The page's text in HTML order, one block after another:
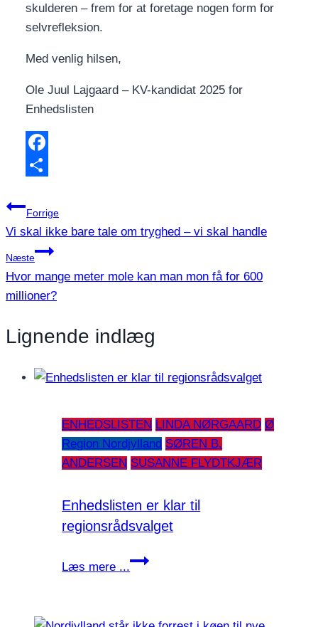
skulderen – frem for at foretage nogen form for
selvrefleksion.
Med venlig hilsen,
Ole Juul Lajgaard – KV-kandidat 2025 for
Enhedslisten
Facebook
Indlægsnavigation
Forrige
Vi skal ikke bare tale om tryghed – vi skal handle
Næste
Hvor mange meter mole kan man mon få for 600
millioner?
Lignende indlæg
ENHEDSLISTEN LINDA NØRGAARD Ø
Region Nordjylland SØREN B.
ANDERSEN SUSANNE FLYDTKJÆR
Enhedslisten er klar til
regionsrådsvalget
Læs mere ...
Enhedslisten